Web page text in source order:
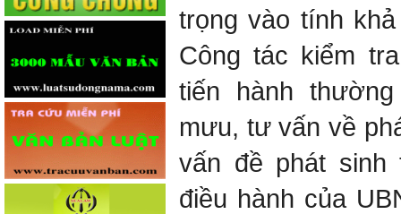
trọng vào tính
Công tác kiểm
tiến hành
mưu, tư vấn về
vấn đề phát sinh
điều hành của